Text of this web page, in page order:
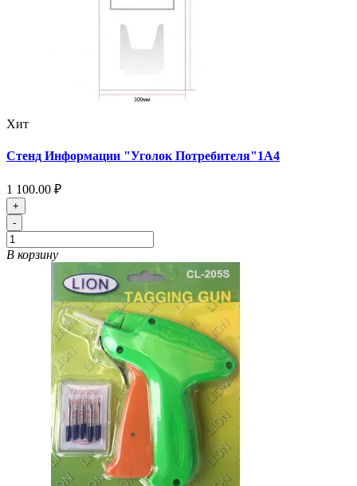
Хит
Стенд Информации "Уголок Потребителя"1А4
1 100.00 ₽
+
-
В корзину